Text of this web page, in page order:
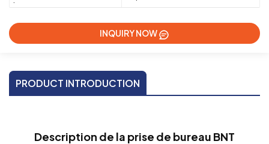
INQUIRY NOW
PRODUCT INTRODUCTION
Description de la prise de bureau BNT